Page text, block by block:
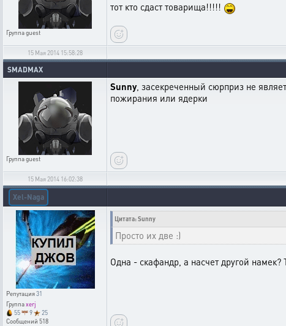
Группаguest
тот кто сдаст товарища!!!!!
15 Мая 2014 15:58:28
SMADMAX
Группаguest
Sunny, засекреченный сюрприз не
пожирания или ядерки
15 Мая 2014 16:02:38
Xel-Naga
Репутация31
Группаxerj
55
9
25
Сообщений 518
Цитата: Sunny
Просто их две :)
Одна - скафандр, а насчет другой намек?